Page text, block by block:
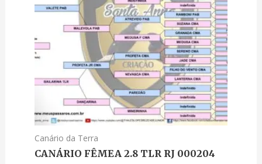
Canário da Terra
CANÁRIO FÊMEA 2.8 TLR RJ 000204